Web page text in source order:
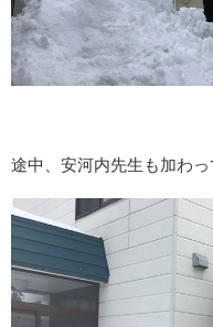
途中、安河内先生も加わっ